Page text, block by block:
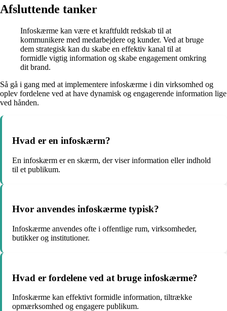
Afsluttende tanker
Infoskærme kan være et kraftfuldt redskab til at
kommunikere med medarbejdere og kunder. Ved at bruge
dem strategisk kan du skabe en effektiv kanal til at
formidle vigtig information og skabe engagement omkring
dit brand.
Så gå i gang med at implementere infoskærme i din virksomhed og
oplev fordelene ved at have dynamisk og engagerende information lige
ved hånden.
Hvad er en infoskærm?
En infoskærm er en skærm, der viser information eller indhold
til et publikum.
Hvor anvendes infoskærme typisk?
Infoskærme anvendes ofte i offentlige rum, virksomheder,
butikker og institutioner.
Hvad er fordelene ved at bruge infoskærme?
Infoskærme kan effektivt formidle information, tiltrække
opmærksomhed og engagere publikum.